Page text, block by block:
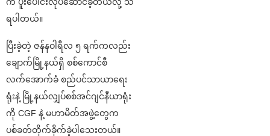
ရပါတယ်။
ပြီးခဲ့တဲ့ ဇန်နဝါရီလ ၅ ရက်ကလည်း
ချောက်မြို့နယ်ရှိ စစ်ကောင်စီ
လက်အောက်ခံ စည်ပင်သာယာရေး
ရုံးနဲ့ မြို့နယ်လျှပ်စစ်အင်ဂျင်နီယာရုံး
ကို CGF နဲ့ မဟာမိတ်အဖွဲ့တွေက
ပစ်ခတ်တိုက်ခိုက်ခဲ့ပါသေးတယ်။